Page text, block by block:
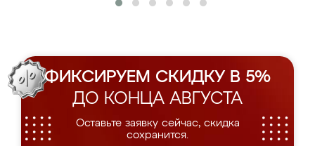
ФИКСИРУЕМ СКИДКУ В 5%
ДО КОНЦА АВГУСТА
Оставьте заявку сейчас, скидка
сохранится.